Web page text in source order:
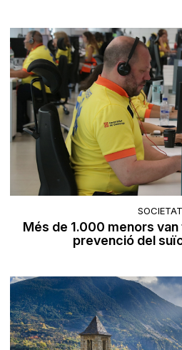
SOCIETAT
Més de 1.000 menors
prevenció del